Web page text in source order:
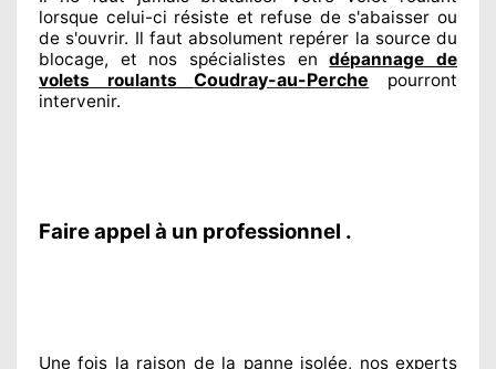
lorsque celui-ci résiste et refuse de s'abaisser ou
de s'ouvrir. Il faut absolument repérer la sourcedu
blocage, et nos spécialistes endépannage de
volets roulantsCoudray-au-Perche
pourront
intervenir.
Faire appel à un professionnel .
Une fois la raison de la panne isolée, nos experts